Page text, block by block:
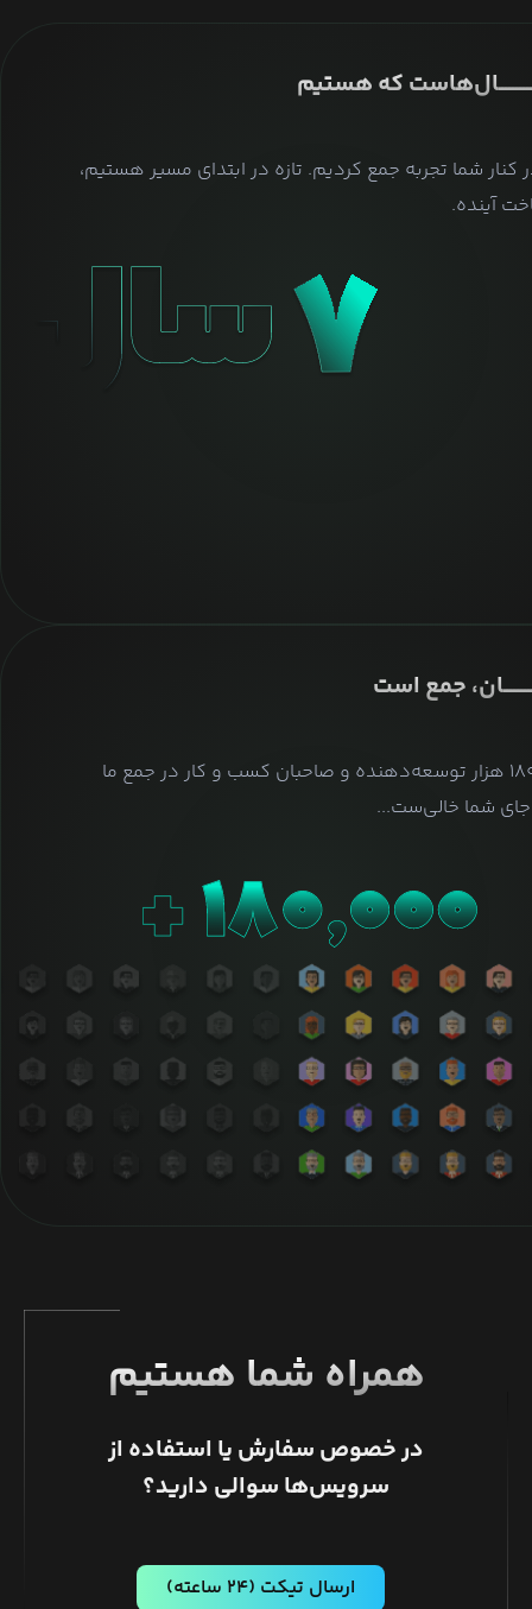
که هستیم
کنار شما تجربه جمع کردیم. تازه در ابتدای مسیر هستیم،
آینده.
جمع است
بیش از ۱۸۰ هزار توسعه‌دهنده و صاحبان کسب و کار در جمع ما
شما خالی‌ست...
همراه شما هستیم
در خصوص سفارش یا استفاده از
سرویس‌ها سوالی دارید؟
ارسال تیکت (۲۴ ساعته)